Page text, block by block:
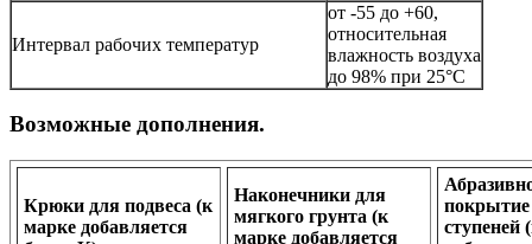
Интервал рабочих температур
от -55 до +60,
относительная
влажность воздуха
до 98% при 25°С
Возможные дополнения.
Крюки для подвеса (к
марке добавляется
Наконечники для
мягкого грунта (к
марке добавляется
покрытие
ступеней